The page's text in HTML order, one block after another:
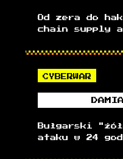
Od zera do
chain supply
CYBERWAR
Bułgarski
ataku w 24